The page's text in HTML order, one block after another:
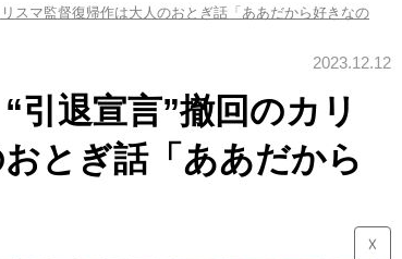
スマ監督復帰作は大人のおとぎ話「ああだから好きなの
2023.12.12
引退宣言”撤回のカリ
とぎ話「ああだから
☓